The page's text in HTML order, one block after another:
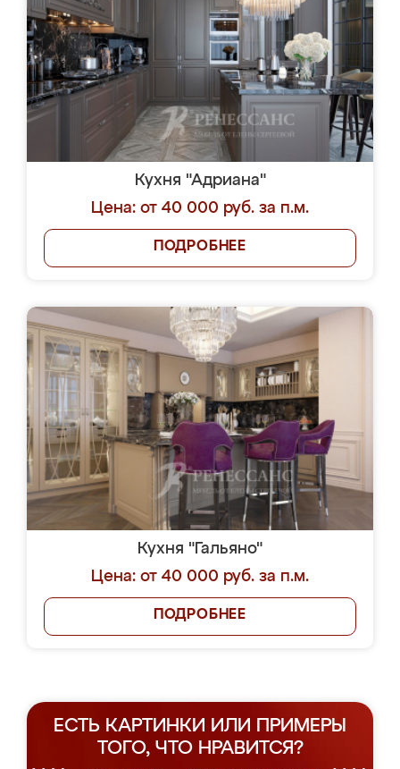
Кухня "Адриана"
Цена: от 40 000 руб. за п.м.
ПОДРОБНЕЕ
Кухня "Гальяно"
Цена: от 40 000 руб. за п.м.
ПОДРОБНЕЕ
ЕСТЬ КАРТИНКИ ИЛИ ПРИМЕРЫ
ТОГО, ЧТО НРАВИТСЯ?